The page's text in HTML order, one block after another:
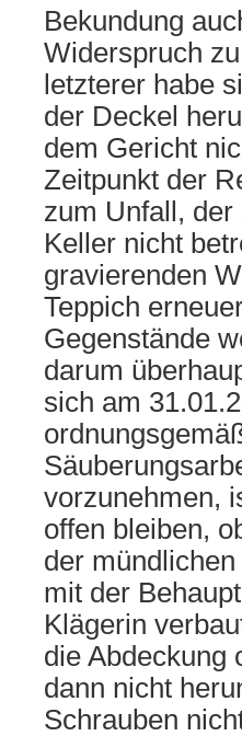
Bekundung
Widerspruch
letzterer habe
der Deckel
dem Gericht
Zeitpunkt der
zum Unfall, der
Keller nicht
gravierenden
Teppich
Gegenstände
darum
sich am
vorzunehmen,
offen bleiben,
der
mit der
Klägerin
die Abdeckung
dann nicht
Schrauben